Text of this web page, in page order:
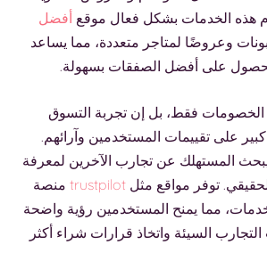
هذه الخدمات بشكل فعال موقع أفضل
وعروضًا لمتاجر متعددة، مما يساعد
على أفضل الصفقات بسهولة.
الخصومات فقط، بل إن تجربة التسوق
على تقييمات المستخدمين وآرائهم.
المستهلك عن تجارب الآخرين لمعرفة
توفر مواقع مثل trustpilot منصة
مما يمنح المستخدمين رؤية واضحة
السيئة واتخاذ قرارات شراء أكثر